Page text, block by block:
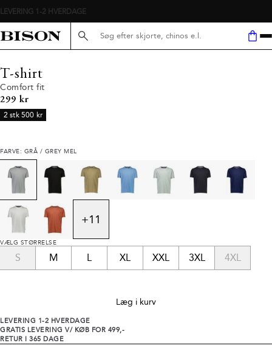
Søg her...
T-shirt
Comfort fit
I alt (inkl. rabat)
299 kr
2 stk 500 kr
FARVE: GRÅ / GREY MEL
+11
VÆLG STØRRELSE
S M L XL XXL 3XL 4XL
Læg i kurv
LEVERING 1-2 HVERDAGE
GRATIS LEVERING V/ KØB FOR 499,-
RETUR I 365 DAGE